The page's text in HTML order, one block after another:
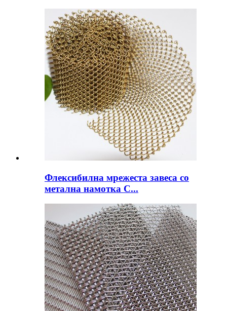
Флексибилна мрежеста завеса со
метална намотка C...